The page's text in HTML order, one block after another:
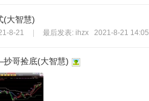
(大智慧)
8-21 最后发表: ihzx 2021-8-21 14:05
哥捡底(大智慧)